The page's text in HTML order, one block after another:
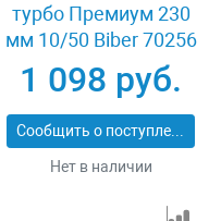
турбо Премиум 230
мм 10/50 Biber 70256
1 098 руб.
Сообщить о поступлении
Нет в наличии